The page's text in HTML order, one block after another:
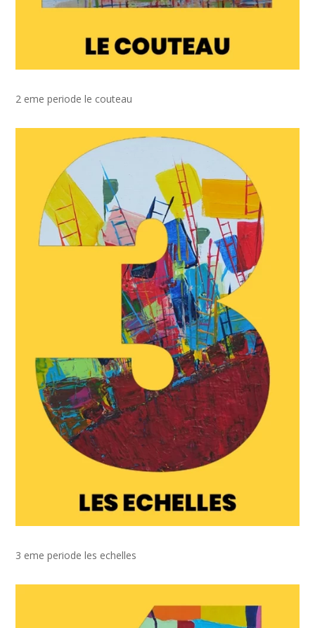
2 eme periode le couteau
3 eme periode les echelles